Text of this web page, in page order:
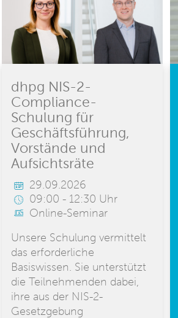
dhpg NIS-2-
Compliance-
Schulung für
Geschäftsführung,
Vorstände und
Aufsichtsräte
29.09.2026
09:00 - 12:30 Uhr
Online-Seminar
Unsere Schulung vermittelt
das erforderliche
Basiswissen. Sie unterstützt
die Teilnehmenden dabei,
ihre aus der NIS-2-
Gesetzgebung